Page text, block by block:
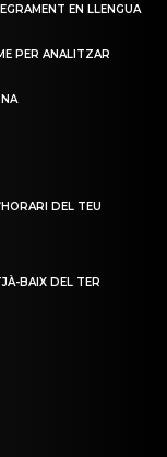
EN LLENGUA
PER ANALITZAR
DEL TEU
BAIX DEL TER